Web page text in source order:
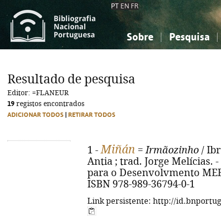
PT EN FR
Sobre Pesquisa
Ciências sociais...
Ciências sociais...
Resultado de pesquisa
Editor: =FLANEUR
19 registos encontrados
ADICIONAR TODOS RETIRAR TODOS
1 -Miñán =Irmãozinho /
Antia ; trad. Jorge Melícias.
para o Desenvolvmento
ISBN 978-989-36794-0-1
Link persistente: http://